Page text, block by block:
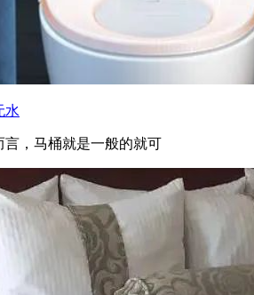
水
言，马桶就是一般的就可